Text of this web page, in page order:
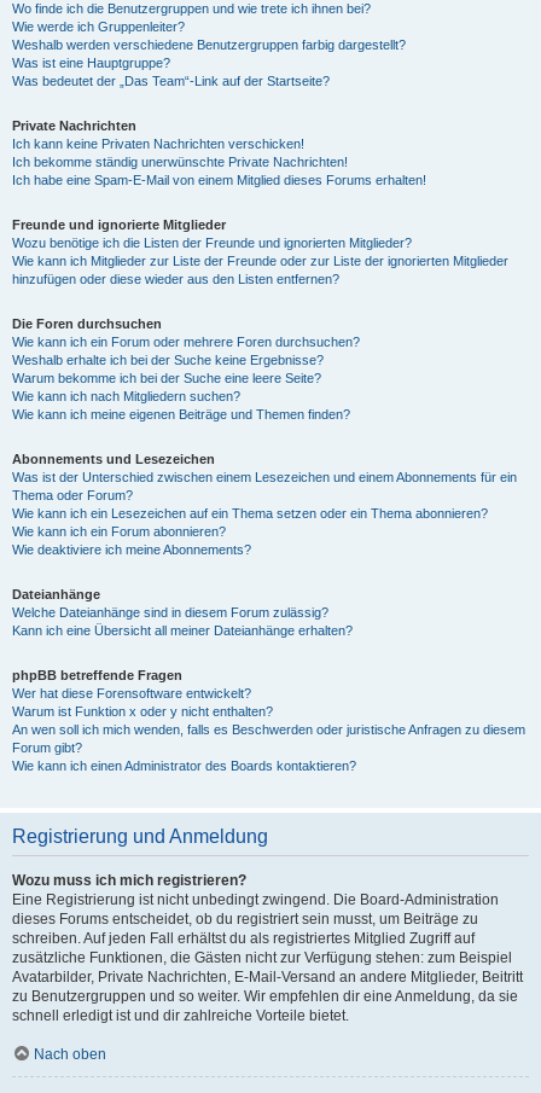
Wo finde ich die Benutzergruppen und wie trete ich ihnen bei?
Wie werde ich Gruppenleiter?
Weshalb werden verschiedene Benutzergruppen farbig dargestellt?
Was ist eine Hauptgruppe?
Was bedeutet der „Das Team“-Link auf der Startseite?
Private Nachrichten
Ich kann keine Privaten Nachrichten verschicken!
Ich bekomme ständig unerwünschte Private Nachrichten!
Ich habe eine Spam-E-Mail von einem Mitglied dieses Forums erhalten!
Freunde und ignorierte Mitglieder
Wozu benötige ich die Listen der Freunde und ignorierten Mitglieder?
Wie kann ich Mitglieder zur Liste der Freunde oder zur Liste der ignorierten Mitglieder
hinzufügen oder diese wieder aus den Listen entfernen?
Die Foren durchsuchen
Wie kann ich ein Forum oder mehrere Foren durchsuchen?
Weshalb erhalte ich bei der Suche keine Ergebnisse?
Warum bekomme ich bei der Suche eine leere Seite?
Wie kann ich nach Mitgliedern suchen?
Wie kann ich meine eigenen Beiträge und Themen finden?
Abonnements und Lesezeichen
Was ist der Unterschied zwischen einem Lesezeichen und einem Abonnements für ein
Thema oder Forum?
Wie kann ich ein Lesezeichen auf ein Thema setzen oder ein Thema abonnieren?
Wie kann ich ein Forum abonnieren?
Wie deaktiviere ich meine Abonnements?
Dateianhänge
Welche Dateianhänge sind in diesem Forum zulässig?
Kann ich eine Übersicht all meiner Dateianhänge erhalten?
phpBB betreffende Fragen
Wer hat diese Forensoftware entwickelt?
Warum ist Funktion x oder y nicht enthalten?
An wen soll ich mich wenden, falls es Beschwerden oder juristische Anfragen zu diesem
Forum gibt?
Wie kann ich einen Administrator des Boards kontaktieren?
Registrierung und Anmeldung
Wozu muss ich mich registrieren?
Eine Registrierung ist nicht unbedingt zwingend. Die Board-Administration
dieses Forums entscheidet, ob du registriert sein musst, um Beiträge zu
schreiben. Auf jeden Fall erhältst du als registriertes Mitglied Zugriff auf
zusätzliche Funktionen, die Gästen nicht zur Verfügung stehen: zum Beispiel
Avatarbilder, Private Nachrichten, E-Mail-Versand an andere Mitglieder, Beitritt
zu Benutzergruppen und so weiter. Wir empfehlen dir eine Anmeldung, da sie
schnell erledigt ist und dir zahlreiche Vorteile bietet.
Nach oben